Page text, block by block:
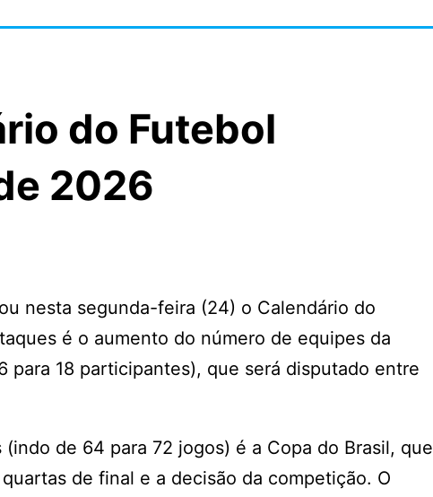
do Futebol
2026
nesta segunda-feira (24) o Calendário do
é o aumento do número de equipes da
para 18 participantes), que será disputado entre
de 64 para 72 jogos) é a Copa do Brasil, que
de final e a decisão da competição. O